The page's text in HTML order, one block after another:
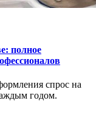
полное
спрос на
годом.